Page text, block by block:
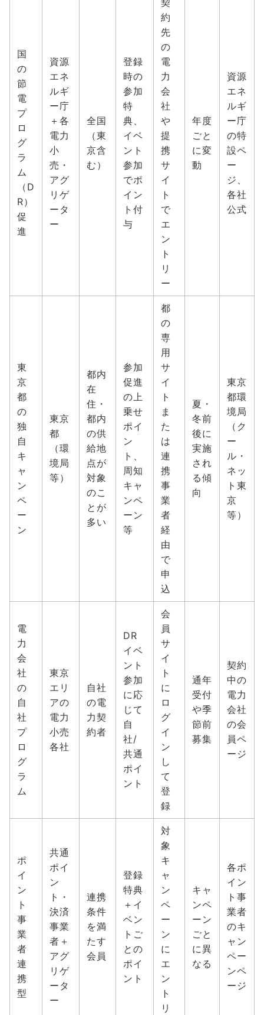
国
の
節
電
プ
ロ
グ
ラ
ム
（D
R）
促
進
資源
エネ
ルギ
ー庁
＋各
電力
小
売・
アグ
リゲ
ータ
ー
全国
（東
京含
む）
登録
時の
参加
特
典、
イベ
ント
参加
でポ
イン
ト付
与
契
約
先
の
電
力
会
社
や
提
携
サ
イ
ト
で
エ
ン
ト
リ
ー
年度
ごと
に変
動
資源
エネ
ルギ
ー庁
の特
設ペ
ー
ジ、
各社
公式
東
京
都
の
独
自
キ
ャ
ン
ペ
ー
ン
東京
都
（環
境局
等）
都内
在
住・
都内
の供
給地
点が
対象
のこ
とが
多い
参加
促進
の上
乗せ
ポイ
ン
ト、
周知
キャ
ンペ
ーン
等
都
の
専
用
サ
イ
ト
ま
た
は
連
携
事
業
者
経
由
で
申
込
夏・
冬前
後に
実施
され
る傾
向
東京
都環
境局
（ク
ー
ル・
ネッ
ト東
京
等）
電
力
会
社
の
自
社
プ
ロ
グ
ラ
ム
東京
エリ
アの
電力
小売
各社
自社
の電
力契
約者
DR
イベ
ント
参加
に応
じて
自
社/
共通
ポイ
ント
会
員
サ
イ
ト
に
ロ
グ
イ
ン
し
て
登
録
通年
受付
や季
節前
募集
契約
中の
電力
会社
の会
員ペ
ージ
ポ
イ
ン
ト
事
業
者
連
携
型
共通
ポイ
ン
ト・
決済
事業
者＋
アグ
リゲ
ータ
ー
連携
条件
を満
たす
会員
登録
特典
＋イ
ベン
トご
との
ポイ
ント
対
象
キ
ャ
ン
ペ
ー
ン
に
エ
ン
ト
リ
キャ
ンペ
ーン
ごと
に異
なる
各ポ
イン
ト事
業者
のキ
ャン
ペー
ンペ
ージ